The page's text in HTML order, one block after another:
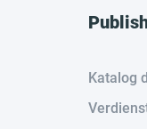
Katalog